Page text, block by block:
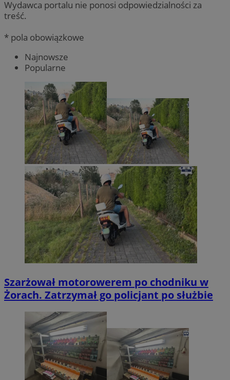
Wydawca portalu nie ponosi odpowiedzialności za
treść.
* pola obowiązkowe
Najnowsze
Popularne
Szarżował motorowerem po chodniku w
Żorach. Zatrzymał go policjant po służbie